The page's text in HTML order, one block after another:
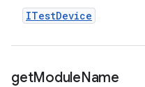
ITestDevice
getModuleName